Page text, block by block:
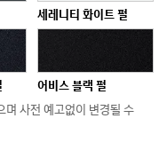
세레니티 화이트 펄
어비스 블랙 펄
며 사전 예고없이 변경될 수